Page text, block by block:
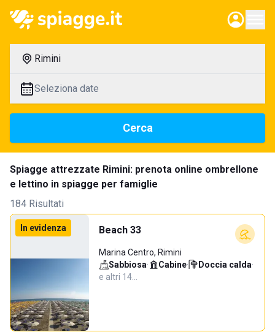
Rimini
Seleziona date
Cerca
Spiagge attrezzate Rimini: prenota online ombrellone
e lettino in spiagge per famiglie
184 Risultati
In evidenza Beach 33
Marina Centro, Rimini
Sabbiosa· Cabine· Doccia calda·
e altri 14…